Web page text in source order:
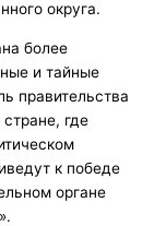
округа.
более
и тайные
правительства
где
к победе
органе